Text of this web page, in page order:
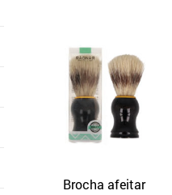
Añadir a la lista de deseos Quick View
Brocha afeitar